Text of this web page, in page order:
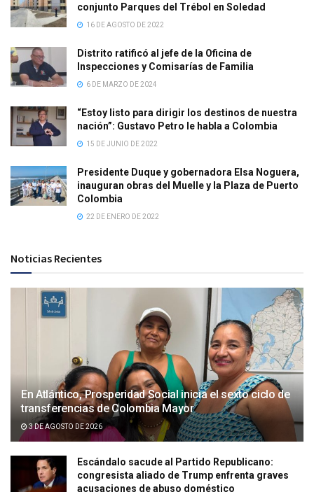
conjunto Parques del Trébol en Soledad
16 DE AGOSTO DE 2022
Distrito ratificó al jefe de la Oficina de
Inspecciones y Comisarías de Familia
6 DE MARZO DE 2024
“Estoy listo para dirigir los destinos de nuestra
nación”: Gustavo Petro le habla a Colombia
15 DE JUNIO DE 2022
Presidente Duque y gobernadora Elsa Noguera,
inauguran obras del Muelle y la Plaza de Puerto
Colombia
22 DE ENERO DE 2022
Noticias Recientes
En Atlántico, Prosperidad Social inicia el sexto ciclo de
transferencias de Colombia Mayor
3 DE AGOSTO DE 2026
Escándalo sacude al Partido Republicano:
congresista aliado de Trump enfrenta graves
acusaciones de abuso doméstico